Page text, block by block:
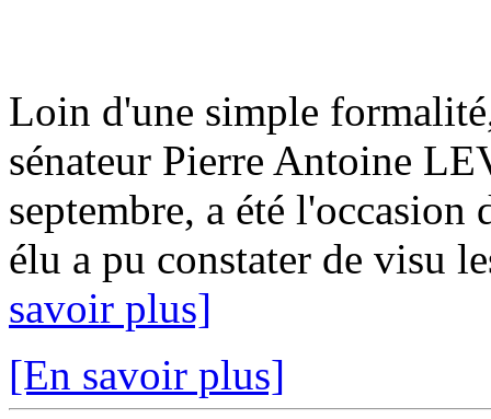
Loin d'une simple
sénateur Pierre Antoine
septembre, a été
élu a pu constater de visu
savoir plus]
[En savoir plus]